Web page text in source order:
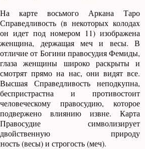
На карте восьмого Аркана Таро
Справедливость (в некоторых колодах
он идет под номером 11) изображена
женщина, держащая меч и весы. В
отличие от Богини правосудия Фемиды,
глаза женщины широко раскрыты и
смотрят прямо на нас, они видят все.
Высшая Справедливость неподкупна,
беспристрастна и противостоит
человеческому правосудию, которое
подвержено влиянию извне. Карта
Правосудие символизирует
двойственную природу
(весы) и строгость (меч).